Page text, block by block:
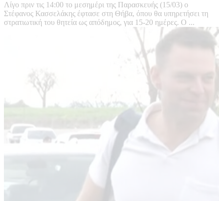
Λίγο πριν τις 14:00 το μεσημέρι της Παρασκευής (15/03) ο
Στέφανος Κασσελάκης έφτασε στη Θήβα, όπου θα υπηρετήσει τη
στρατιωτική του θητεία ως απόδημος, για 15-20 ημέρες. Ο ...